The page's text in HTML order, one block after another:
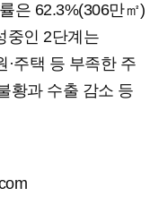
은 62.3%(306만㎡)
중인 2단계는
·주택 등 부족한 주
황과 수출 감소 등